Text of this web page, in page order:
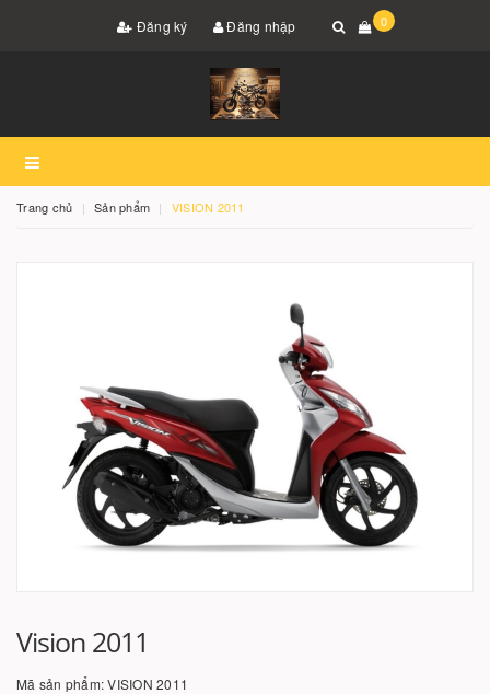
Đăng ký Đăng nhập 0
Trang chủ Sản phẩm VISION 2011
Vision 2011
Mã sản phẩm:VISION 2011